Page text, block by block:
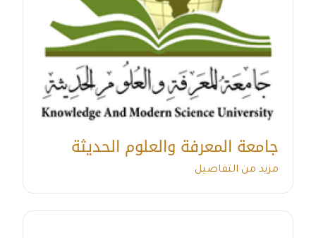
جامعة المعرفة والعلوم الحديثة
مزيد من التفاصيل